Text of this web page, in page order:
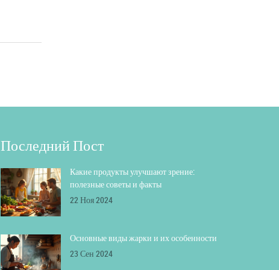
Последний Пост
Какие продукты улучшают зрение:
полезные советы и факты
22 Ноя 2024
Основные виды жарки и их особенности
23 Сен 2024